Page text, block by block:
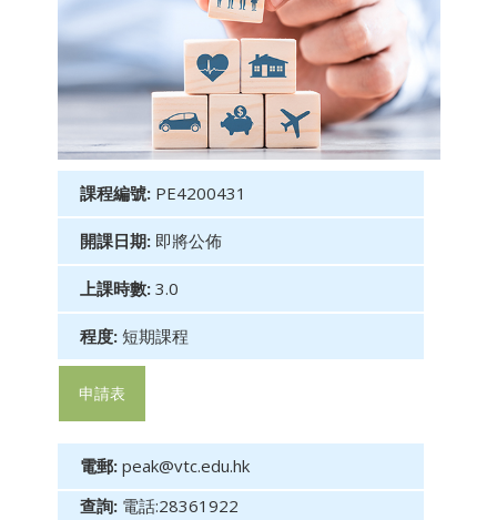
課程編號: PE4200431
開課日期: 即將公佈
上課時數: 3.0
程度: 短期課程
申請表
電郵: peak@vtc.edu.hk
查詢: 電話:28361922